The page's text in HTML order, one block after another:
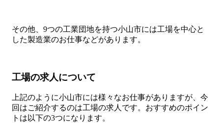
その他、9つの工業団地を持つ小山市には工場を中心と
した製造業のお仕事などがあります。
工場の求人について
上記のように小山市には様々なお仕事がありますが、今
回はご紹介するのは工場の求人です。おすすめのポイン
トは以下の3つになります。